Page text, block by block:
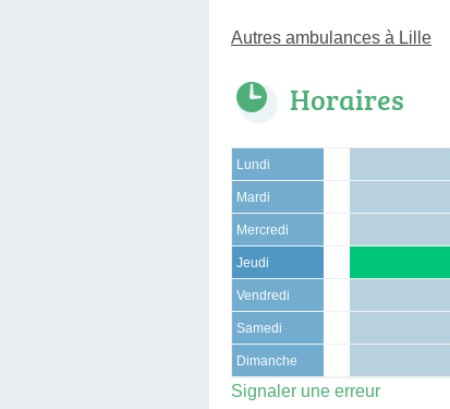
Autres ambulances à Lille
Horaires
Lundi
Mardi
Mercredi
Jeudi
Vendredi
Samedi
Dimanche
Signaler une erreur